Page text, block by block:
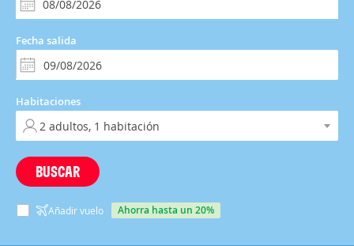
Fecha salida
Habitaciones
BUSCAR
Añadir vuelo ahorra hasta un 20%